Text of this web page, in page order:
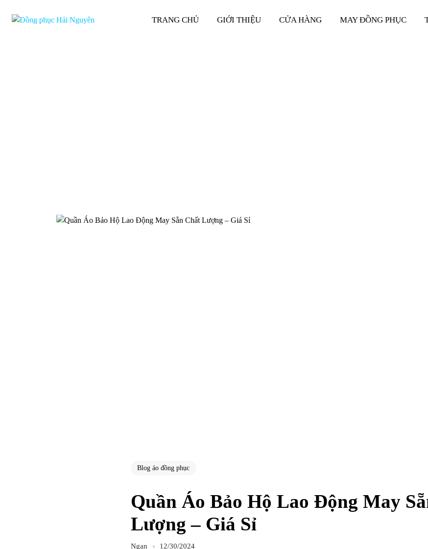
TRANG CHỦ GIỚI THIỆU CỬA HÀNG MAY ĐỒNG PHỤC
Blog áo đồng phục
Quần Áo Bảo Hộ Lao Động May
Lượng – Giá Sỉ
Ngan 12/30/2024